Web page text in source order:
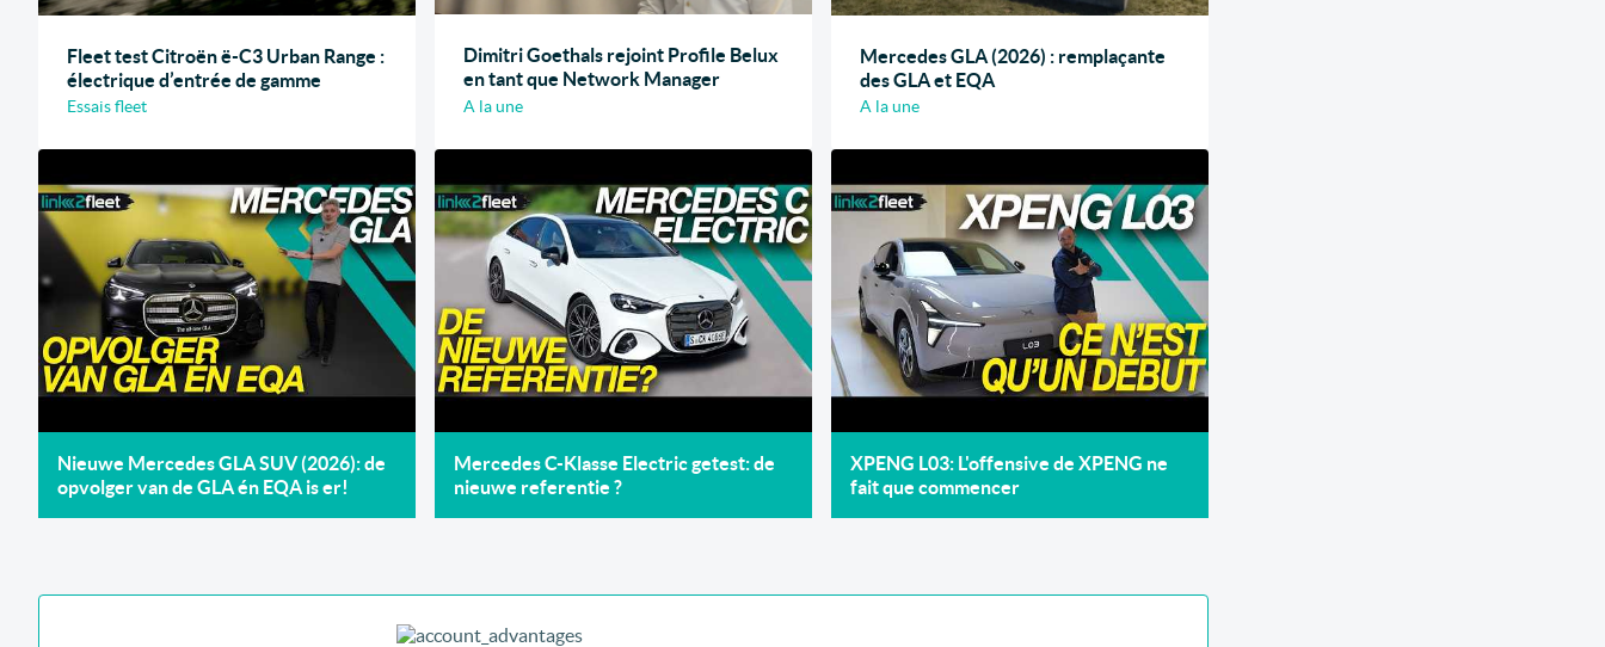
Fleet test Citroën ë-C3 Urban Range :
électrique d’entrée de gamme
Essais fleet
Dimitri Goethals rejoint Profile Belux
en tant que Network Manager
A la une
Mercedes GLA (2026) : remplaçante
des GLA et EQA
A la une
Nieuwe Mercedes GLA SUV (2026): de
opvolger van de GLA én EQA is er!
Mercedes C-Klasse Electric getest: de
nieuwe referentie ?
XPENG L03: L'offensive de XPENG ne
fait que commencer